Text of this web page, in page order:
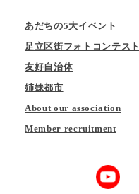
あだちの5大イベント
足立区街フォトコンテスト
友好自治体
姉妹都市
About our association
Member recruitment